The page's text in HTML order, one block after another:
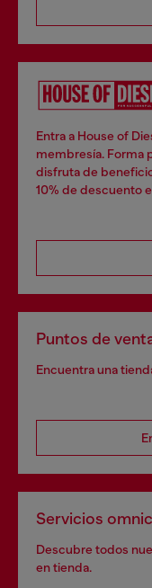
Entra a House of
membresía. Forma
disfruta de
10% de descuento
Puntos de
Encuentra una
Servicios
Descubre todos
en tienda.